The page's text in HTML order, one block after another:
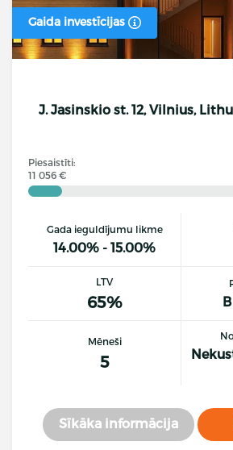
Gaida investīcijas
J. Jasinskio st. 12, Vilnius,
Piesaistīti:
11 056 €
Gada ieguldījumu likme
14.00% - 15.00%
LTV
65%
Mēneši
5
Sīkāka informācija